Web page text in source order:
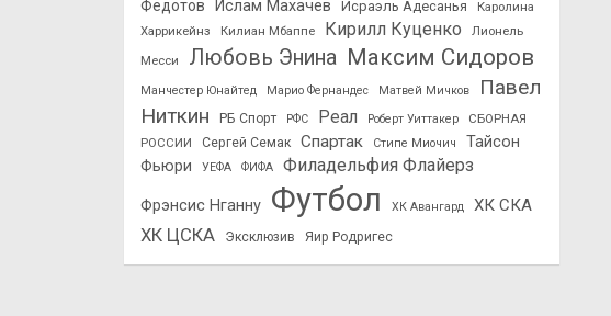
Федотов
Ислам Махачев Исраэль Адесанья
Каролина
Харрикейнз
Килиан Мбаппе Кирилл Куценко
Лионель
Месси
Любовь Энина Максим Сидоров
Манчестер Юнайтед Марио Фернандес Матвей Мичков
Павел
Ниткин
РБ Спорт РФС Реал Роберт Уиттакер
СБОРНАЯ
РОССИИ
Сергей Семак Спартак Стипе Миочич
Тайсон
Фьюри
УЕФА ФИФА Филадельфия Флайерз
Фрэнсис Нганну Футбол ХК Авангард ХК СКА
ХК ЦСКА Эксклюзив Яир Родригес